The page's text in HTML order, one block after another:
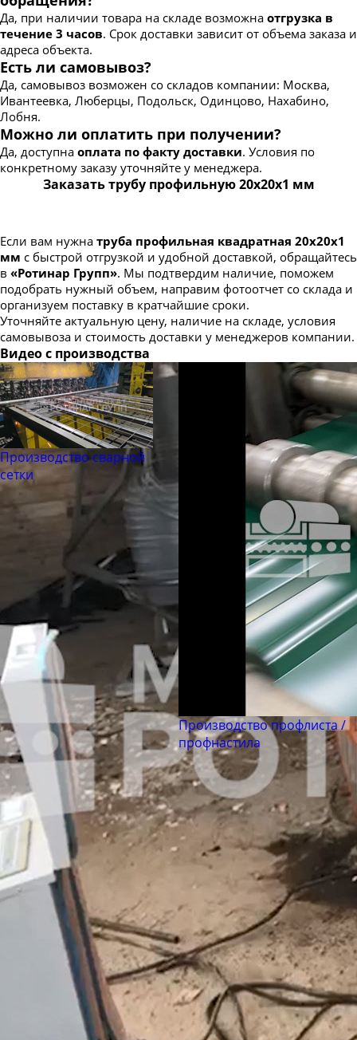
Да, при наличии товара на складе возможна отгрузка в
течение 3 часов. Срок доставки зависит от объема заказа и
адреса объекта.
Есть ли самовывоз?
Да, самовывоз возможен со складов компании: Москва,
Ивантеевка, Люберцы, Подольск, Одинцово, Нахабино,
Лобня.
Можно ли оплатить при получении?
Да, доступна оплата по факту доставки. Условия по
конкретному заказу уточняйте у менеджера.
Заказать трубу профильную 20х20х1 мм
Если вам нужна труба профильная квадратная 20х20х1
мм с быстрой отгрузкой и удобной доставкой, обращайтесь
в «Ротинар Групп». Мы подтвердим наличие, поможем
подобрать нужный объем, направим фотоотчет со склада и
организуем поставку в кратчайшие сроки.
Уточняйте актуальную цену, наличие на складе, условия
самовывоза и стоимость доставки у менеджеров компании.
Видео с производства
Производство сварной
сетки
Производство профлиста /
профнастила